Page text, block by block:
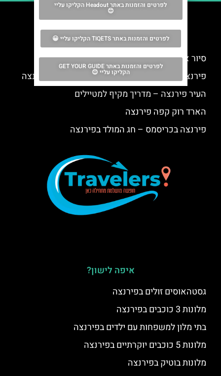
מה אסור לפספס
סיור אופניים מודרך בפירנצה – מבלי לפספס דבר!
פירנצה עם ילדים – המלצות לטיול משפחתי בפירנצה
העיר פירנצה – מדריך מקיף למטיילים
הארד רוק קפה פירנצה
פירנצה בכריסמס – חג המולד בפירנצה
איפה לישון?
גסטהאוסים זולים בפירנצה
מלונות 3 כוכבים בפירנצה
בתי מלון למשפחות עם ילדים בפירנצה
מלונות 5 כוכבים יוקרתיים בפירנצה
מלונות בוטיק בפירנצה
לפרטים והזמנות באתר Headout הקליקו עליי
😊
לפרטים והזמנות באתר TIQETS הקליקו עליי 😀
לפרטים והזמנות באתר GET YOUR GUIDE
הקליקו עליי 😊